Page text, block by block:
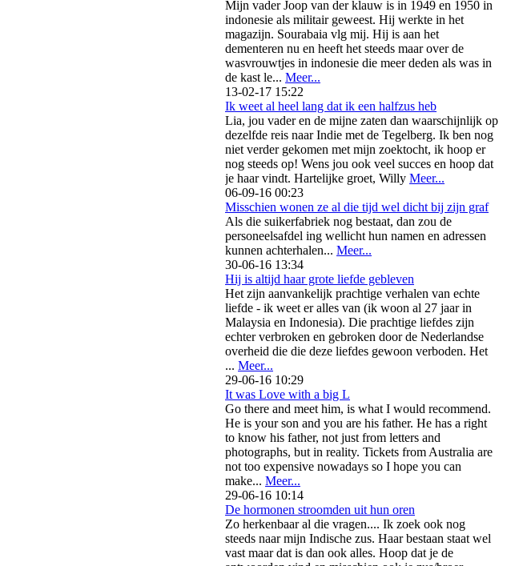
Mijn vader Joop van der klauw is in 1949 en 1950 in
indonesie als militair geweest. Hij werkte in het
magazijn. Sourabaia vlg mij. Hij is aan het
dementeren nu en heeft het steeds maar over de
wasvrouwtjes in indonesie die meer deden als was in
de kast le... Meer...
13-02-17 15:22
Ik weet al heel lang dat ik een halfzus heb
Lia, jou vader en de mijne zaten dan waarschijnlijk op
dezelfde reis naar Indie met de Tegelberg. Ik ben nog
niet verder gekomen met mijn zoektocht, ik hoop er
nog steeds op! Wens jou ook veel succes en hoop dat
je haar vindt. Hartelijke groet, Willy Meer...
06-09-16 00:23
Misschien wonen ze al die tijd wel dicht bij zijn graf
Als die suikerfabriek nog bestaat, dan zou de
personeelsafdel ing wellicht hun namen en adressen
kunnen achterhalen... Meer...
30-06-16 13:34
Hij is altijd haar grote liefde gebleven
Het zijn aanvankelijk prachtige verhalen van echte
liefde - ik weet er alles van (ik woon al 27 jaar in
Malaysia en Indonesia). Die prachtige liefdes zijn
echter verbroken en gebroken door de Nederlandse
overheid die die deze liefdes gewoon verboden. Het
... Meer...
29-06-16 10:29
It was Love with a big L
Go there and meet him, is what I would recommend.
He is your son and you are his father. He has a right
to know his father, not just from letters and
photographs, but in reality. Tickets from Australia are
not too expensive nowadays so I hope you can
make... Meer...
29-06-16 10:14
De hormonen stroomden uit hun oren
Zo herkenbaar al die vragen.... Ik zoek ook nog
steeds naar mijn Indische zus. Haar bestaan staat wel
vast maar dat is dan ook alles. Hoop dat je de